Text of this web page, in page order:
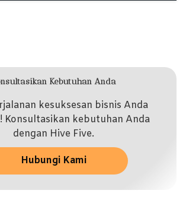
Kebutuhan Anda
kesuksesan bisnis Anda
Konsultasikan kebutuhan Anda
dengan Hive Five.
Hubungi Kami